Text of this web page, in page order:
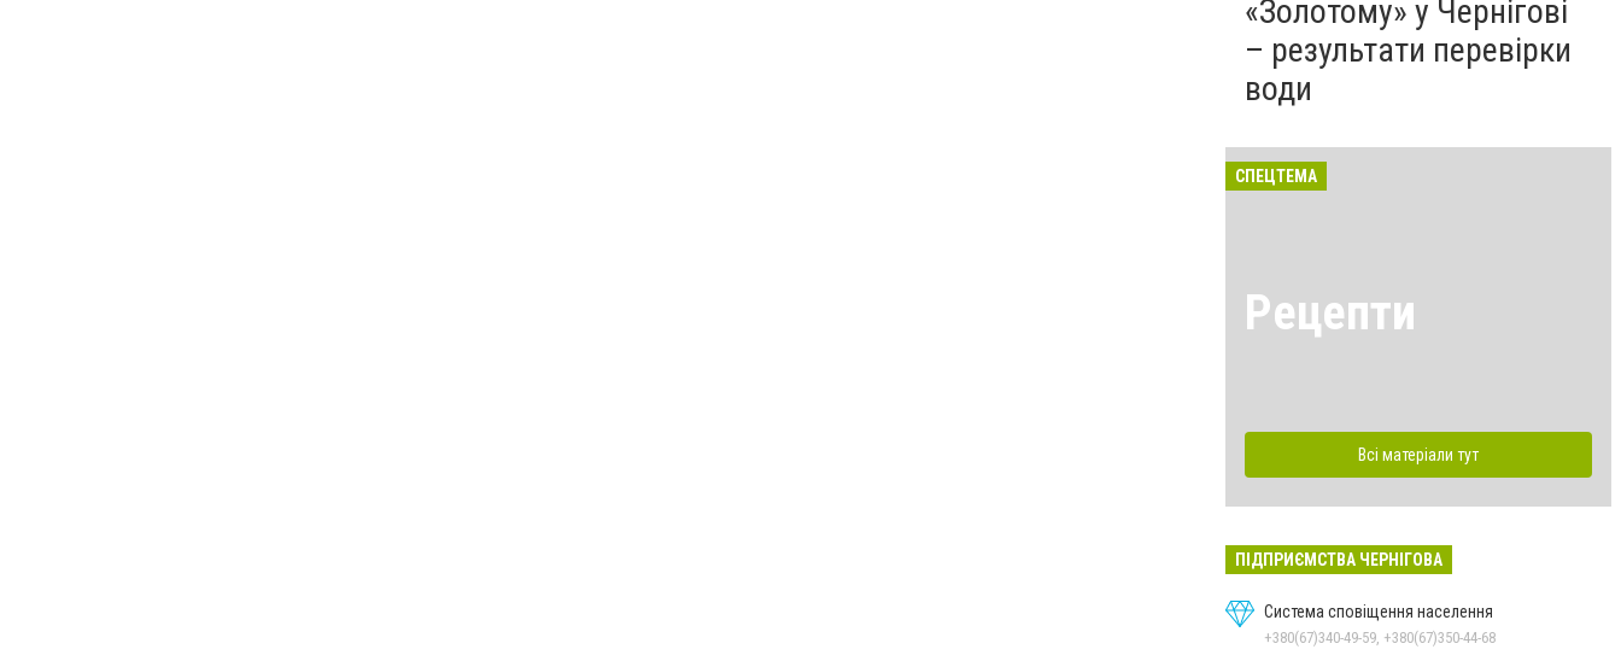
«Золотому» у Чернігові
– результати перевірки
води
СПЕЦТЕМА
Рецепти
Всі матеріали тут
ПІДПРИЄМСТВА ЧЕРНІГОВА
Система сповіщення населення
+380(67)340-49-59, +380(67)350-44-68